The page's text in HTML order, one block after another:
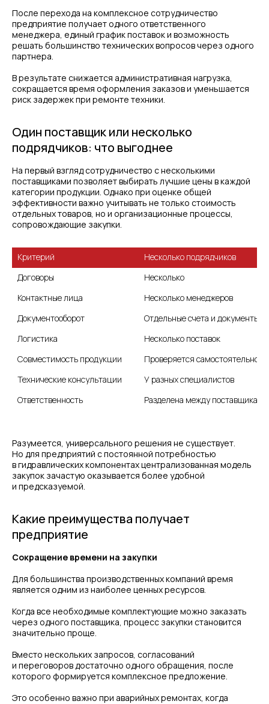
После перехода на комплексное сотрудничество
предприятие получает одного ответственного
менеджера, единый график поставок и возможность
решать большинство технических вопросов через одного
партнера.
В результате снижается административная нагрузка,
сокращается время оформления заказов и уменьшается
риск задержек при ремонте техники.
Один поставщик или несколько
подрядчиков: что выгоднее
На первый взгляд сотрудничество с несколькими
поставщиками позволяет выбирать лучшие цены в каждой
категории продукции. Однако при оценке общей
эффективности важно учитывать не только стоимость
отдельных товаров, но и организационные процессы,
сопровождающие закупки.
Несколько подрядчиков
Договоры
Несколько
Несколько менеджеров
Документооборот
Отдельные счета и документы
Логистика
Несколько поставок
Совместимость продукции
Проверяется самостоятельно
Технические консультации
У разных специалистов
Ответственность
Разделена между поставщиками
Разумеется, универсального решения не существует.
Но для предприятий с постоянной потребностью
в гидравлических компонентах централизованная модель
закупок зачастую оказывается более удобной
и предсказуемой.
Какие преимущества получает
предприятие
Сокращение времени на закупки
Для большинства производственных компаний время
является одним из наиболее ценных ресурсов.
Когда все необходимые комплектующие можно заказать
через одного поставщика, процесс закупки становится
значительно проще.
Вместо нескольких запросов, согласований
и переговоров достаточно одного обращения, после
которого формируется комплексное предложение.
Это особенно важно при аварийных ремонтах, когда